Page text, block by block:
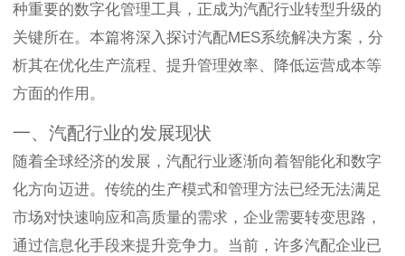
种重要的数字化管理工具，正成为汽配行业转型升级的
关键所在。本篇将深入探讨汽配MES系统解决方案，分
析其在优化生产流程、提升管理效率、降低运营成本等
方面的作用。
一、汽配行业的发展现状
随着全球经济的发展，汽配行业逐渐向着智能化和数字
化方向迈进。传统的生产模式和管理方法已经无法满足
市场对快速响应和高质量的需求，企业需要转变思路，
通过信息化手段来提升竞争力。当前，许多汽配企业已